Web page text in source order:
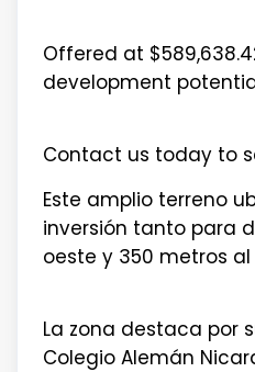
Offered at
development
Contact us today to
Este amplio terreno
inversión tanto para
oeste y 350 metros
La zona destaca por
Colegio Alemán